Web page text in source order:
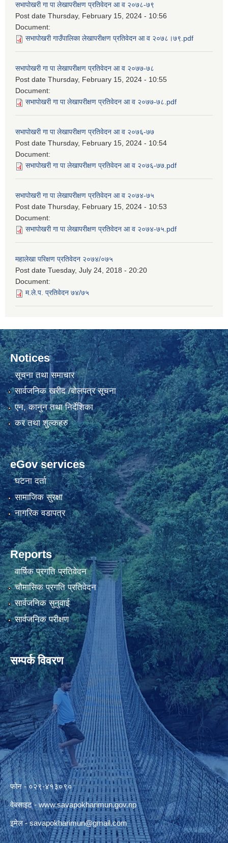
सभापोखरी गा पा लेखापरीक्षण प्रतिवेदन आ व २०७८-७९
Post date Thursday, February 15, 2024 - 10:56
Document:
सभापोखरी गाउँपालिका लेखापरीक्षण प्रतिवेदन आ व २०७८।७९.pdf
सभापोखरी गा पा लेखापरीक्षण प्रतिवेदन आ व २०७७-७८
Post date Thursday, February 15, 2024 - 10:55
Document:
सभापोखरी गा पा लेखापरीक्षण प्रतिवेदन आ व २०७७-७८.pdf
सभापोखरी गा पा लेखापरीक्षण प्रतिवेदन आ व २०७६-७७
Post date Thursday, February 15, 2024 - 10:54
Document:
सभापोखरी गा पा लेखापरीक्षण प्रतिवेदन आ व २०७६-७७.pdf
सभापोखरी गा पा लेखापरीक्षण प्रतिवेदन आ व २०७४-७५
Post date Thursday, February 15, 2024 - 10:53
Document:
सभापोखरी गा पा लेखापरीक्षण प्रतिवेदन आ व २०७४-७५.pdf
महालेखा परिक्षण प्रतिवेदन २०७४/०७५
Post date Tuesday, July 24, 2018 - 20:20
Document:
म.ले.प. प्रतिवेदन ७४/७५
Notices
सूचना तथा समाचार
सार्वजनिक खरीद /बोलपत्र सूचना
एन, कानुन तथा निर्देशिका
कर तथा शुल्कहरु
eGov services
घटना दर्ता
सामाजिक सुरक्षा
नागरिक वडापत्र
Reports
वार्षिक प्रगति प्रतिवेदन
चौमासिक प्रगति प्रतिवेदन
सार्वजनिक सुनुवाई
सार्वजनिक परीक्षण
सम्पर्क विवरण
फोन - ०२९-४१३०९०
वेबसाइट -www.savapokharimun.gov.np
इमेल -savapokharimun@gmail.com